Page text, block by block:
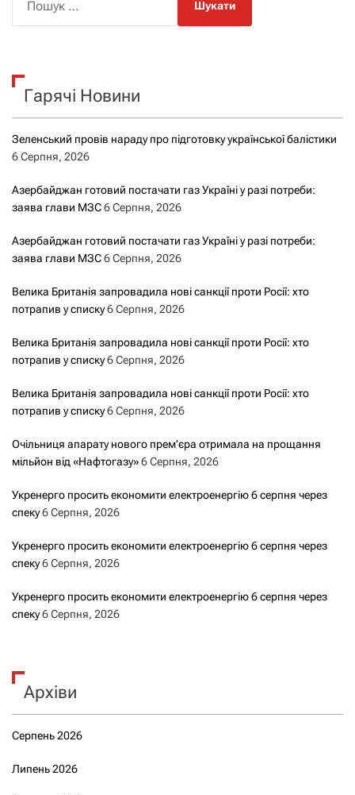
к
Гарячі Новини
Зеленський провів нараду про підготовку української балістики
6 Серпня, 2026
Азербайджан готовий постачати газ Україні у разі потреби:
заява глави МЗС6 Серпня, 2026
Азербайджан готовий постачати газ Україні у разі потреби:
заява глави МЗС6 Серпня, 2026
Велика Британія запровадила нові санкції проти Росії: хто
потрапив у списку6 Серпня, 2026
Велика Британія запровадила нові санкції проти Росії: хто
потрапив у списку6 Серпня, 2026
Велика Британія запровадила нові санкції проти Росії: хто
потрапив у списку6 Серпня, 2026
Очільниця апарату нового прем’єра отримала на прощання
мільйон від «Нафтогазу»6 Серпня, 2026
Укренерго просить економити електроенергію 6 серпня через
спеку6 Серпня, 2026
Укренерго просить економити електроенергію 6 серпня через
спеку6 Серпня, 2026
Укренерго просить економити електроенергію 6 серпня через
спеку6 Серпня, 2026
Архіви
Серпень 2026
Липень 2026